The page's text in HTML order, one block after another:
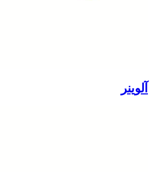
آلوینر